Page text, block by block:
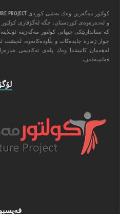
و له‌ده‌ره‌وه‌ی كوردستان. جگه‌ له‌گۆڤاری كولتور
كه‌ ستاندارتێكی جیهانی كولتور مه‌گه‌زینه‌
چوار ژماره‌ چاپده‌كات و بڵاوده‌كاته‌وه‌.
له‌هه‌مان كاتیشدا وه‌ك پله‌ی ئه‌كادیمی
فه‌لسه‌فه‌ن.